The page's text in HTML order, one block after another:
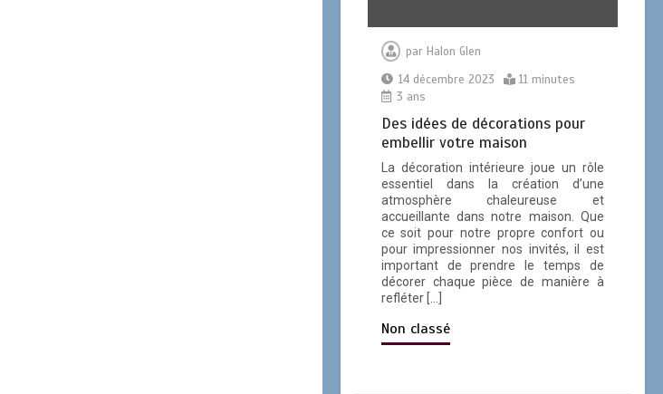
par Halon Glen
14 décembre 2023
11 minutes
3 ans
Des idées de décorations pour
embellir votre maison
La décoration intérieure joue un rôle
essentiel dans la création d’une
atmosphère chaleureuse et
accueillante dans notre maison. Que
ce soit pour notre propre confort ou
pour impressionner nos invités, il est
important de prendre le temps de
décorer chaque pièce de manière à
refléter […]
Non classé